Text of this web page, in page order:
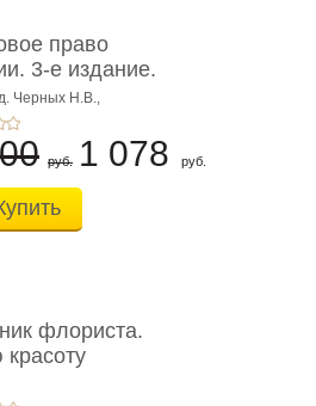
право
3-е издание.
для ...
Черных Н.В.,
И.В.
руб. 1 078 руб.
флориста.